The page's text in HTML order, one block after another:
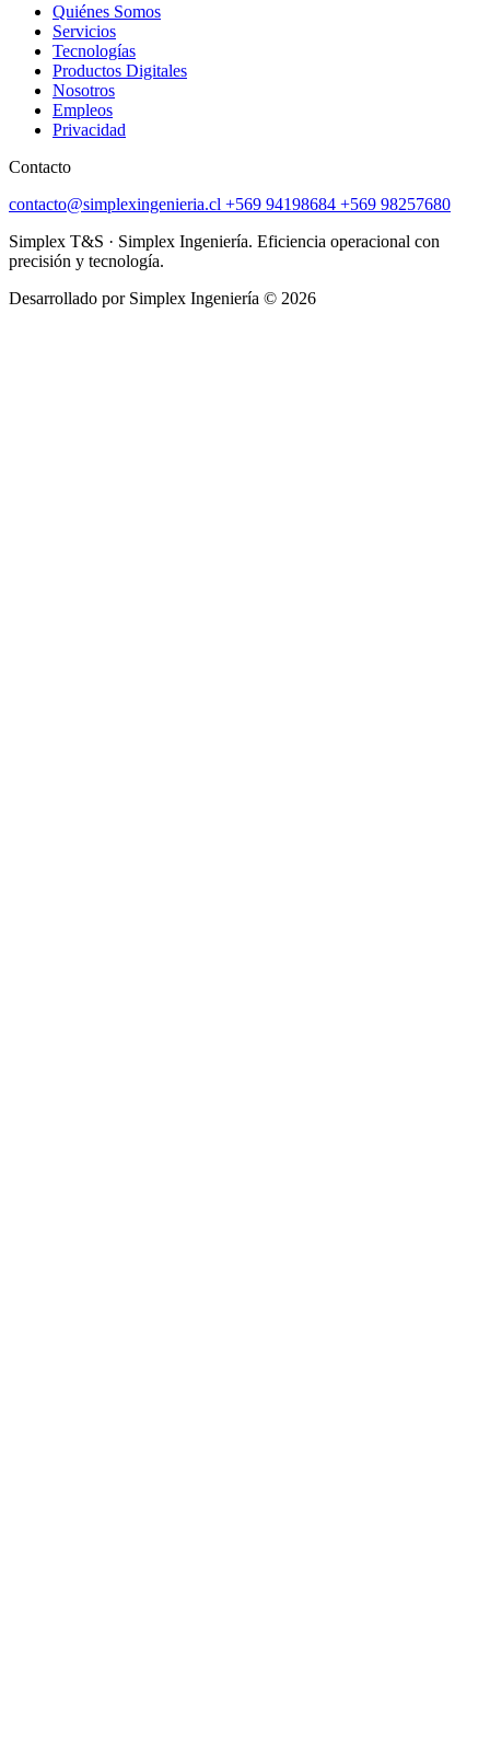
Quiénes Somos
Servicios
Tecnologías
Productos Digitales
Nosotros
Empleos
Privacidad
Contacto
contacto@simplexingenieria.cl +569 94198684 +569 98257680
Simplex T&S · Simplex Ingeniería. Eficiencia operacional con
precisión y tecnología.
Desarrollado por Simplex Ingeniería © 2026